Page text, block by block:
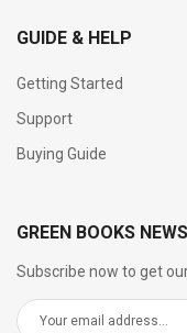
GUIDE & HELP
Getting Started
Support
Buying Guide
GREEN BOOKS
Subscribe now to get